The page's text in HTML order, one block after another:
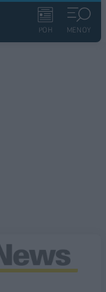
ΡΟΗ ΜΕΝΟΥ